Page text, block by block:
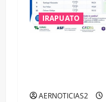
IRAPUATO
AERNOTICIAS2